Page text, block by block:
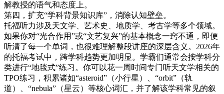
解教授的语气和态度上。
第四，扩充“学科背景知识库”，消除认知壁垒。
托福听力涉及天文学、艺术史、地质学、考古学等多个领域。
如果你对“光合作用”或“文艺复兴”的基本概念一窍不通，即便
听清了每一个单词，也很难理解整段讲座的深层含义。2026年
的托福考试中，跨学科趋势更加明显。学霸们通常会按学科分
类进行“地毯式”练习。你可以花一周时间专门听天文学相关的
TPO练习，积累诸如“asteroid”（小行星）、“orbit”（轨
道）、“nebula”（星云）等核心词汇，并了解该学科常见的叙